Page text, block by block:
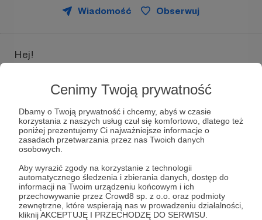
Cenimy Twoją prywatność
Dbamy o Twoją prywatność i chcemy, abyś w czasie
korzystania z naszych usług czuł się komfortowo, dlatego też
poniżej prezentujemy Ci najważniejsze informacje o
zasadach przetwarzania przez nas Twoich danych
osobowych.
Aby wyrazić zgody na korzystanie z technologii
automatycznego śledzenia i zbierania danych, dostęp do
informacji na Twoim urządzeniu końcowym i ich
przechowywanie przez Crowd8 sp. z o.o. oraz podmioty
zewnętrzne, które wspierają nas w prowadzeniu działalności,
kliknij AKCEPTUJĘ I PRZECHODZĘ DO SERWISU.
Wiadomość Obserwuj
Hej!
wsparciem mam. Jestem dyplomowaną
Promotorką Karmienia Piersią, po kursie w
Centrum Nauki o Laktacji, administratorką
prężnie działających łódzkich grup o
chustonoszeniu oraz Lokalną Organizatorką Akcji
Mlekoteka, czyli inicjatywy promującej karmienie
mlekiem mamy. W latach 2016 i 2017 byłam
wolontariuszką Fundacji Promocji Karmienia
Piersią i współpracowałam przy "Kwartalniku
Laktacyjnym".